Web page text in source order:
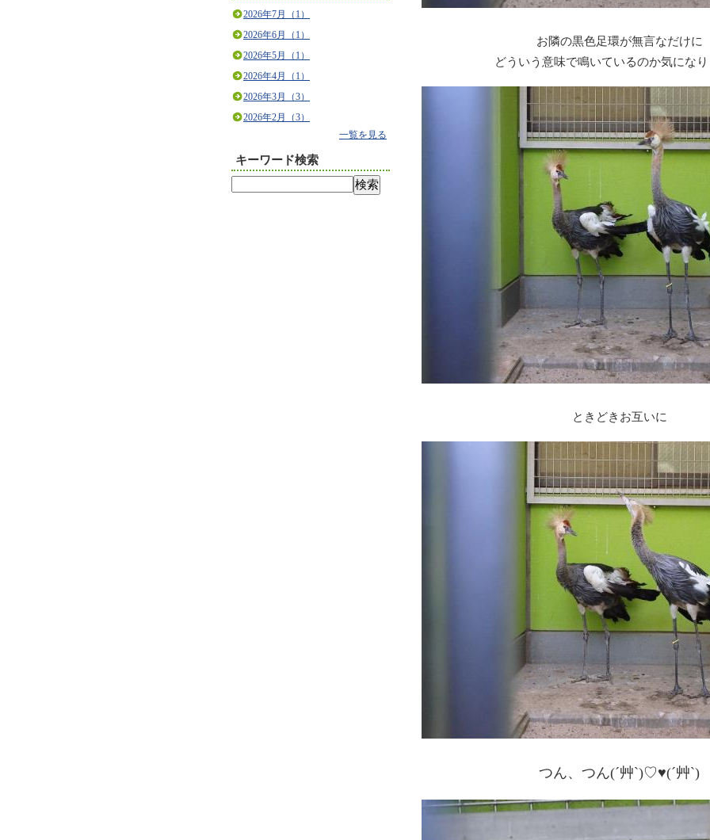
2026年7月（1）
2026年6月（1）
2026年5月（1）
2026年4月（1）
2026年3月（3）
2026年2月（3）
一覧を見る
キーワード検索
お隣の黒色足環が無言なだけに
どういう意味で鳴いているのか気にな
ときどきお互いに
つん、つん(´艸`)♡♥(´艸`)